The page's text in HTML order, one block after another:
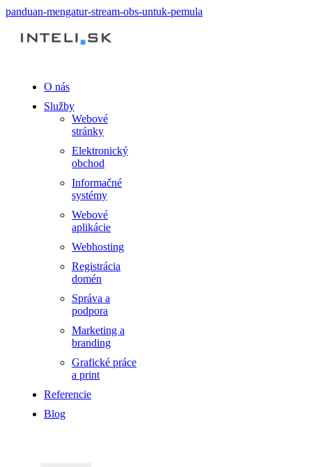
panduan-mengatur-stream-obs-untuk-pemula
O nás
Služby
Webové
stránky
Elektronický
obchod
Informačné
systémy
Webové
aplikácie
Webhosting
Registrácia
domén
Správa a
podpora
Marketing a
branding
Grafické práce
a print
Referencie
Blog